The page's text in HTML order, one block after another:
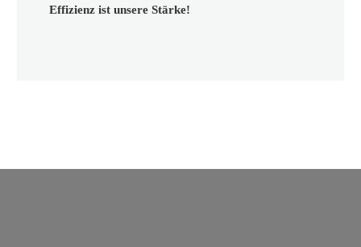
Effizienz ist unsere Stärke!